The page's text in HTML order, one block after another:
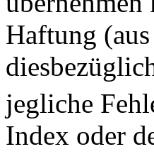
Haftung
jegliche
Index oder